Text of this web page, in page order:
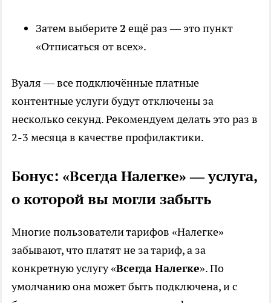
Затем выберите2 ещё раз — это пункт
«Отписаться от всех».
Вуаля — все подключённые платные
контентные услуги будут отключены за
несколько секунд. Рекомендуем делать это раз в
2-3 месяца в качестве профилактики.
Бонус: «Всегда Налегке» — услуга,
о которой вы могли забыть
Многие пользователи тарифов «Налегке»
забывают, что платят не за тариф, а за
конкретную услугу «Всегда Налегке». По
умолчанию она может быть подключена, и с